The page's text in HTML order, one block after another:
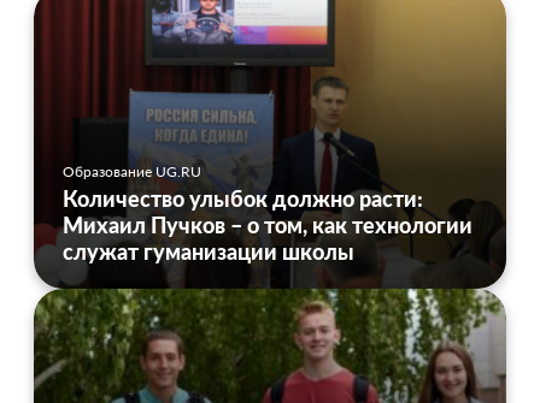
Образование UG.RU
Количество улыбок должно расти:
Михаил Пучков – о том, как технологии
служат гуманизации школы